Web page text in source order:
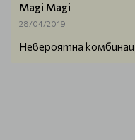
Magi Magi
28/04/2019
Невероятна